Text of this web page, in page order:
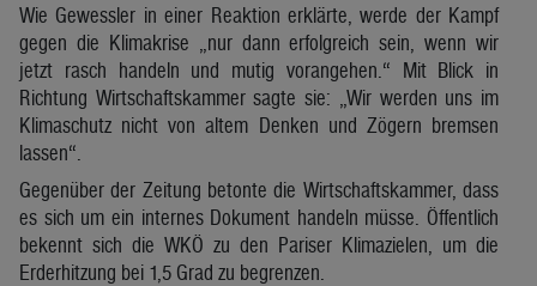
Wie Gewessler in einer Reaktion erklärte, werde der Kampf
gegen die Klimakrise „nur dann erfolgreich sein, wenn wir
jetzt rasch handeln und mutig vorangehen.“ Mit Blick in
Richtung Wirtschaftskammer sagte sie: „Wir werden uns im
Klimaschutz nicht von altem Denken und Zögern bremsen
lassen“.
Gegenüber der Zeitung betonte die Wirtschaftskammer, dass
es sich um ein internes Dokument handeln müsse. Öffentlich
bekennt sich die WKÖ zu den Pariser Klimazielen, um die
Erderhitzung bei 1,5 Grad zu begrenzen.